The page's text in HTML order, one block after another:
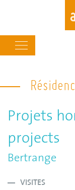
navigation
Projets
projects
Bertrange
VISITES